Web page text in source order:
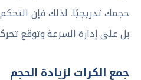
حجمك تدريجيًا. لذلك فإن
بل على إدارة السرعة وتوقع
جمع الكرات لزيادة الحجم